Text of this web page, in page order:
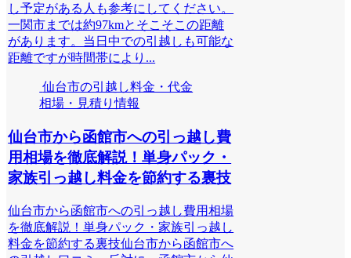
し予定がある人も参考にしてください。
一関市までは約97kmとそこそこの距離
があります。当日中での引越しも可能な
距離ですが時間帯により...
仙台市の引越し料金・代金
相場・見積り情報
仙台市から函館市への引っ越し費
用相場を徹底解説！単身パック・
家族引っ越し料金を節約する裏技
仙台市から函館市への引っ越し費用相場
を徹底解説！単身パック・家族引っ越し
料金を節約する裏技仙台市から函館市へ